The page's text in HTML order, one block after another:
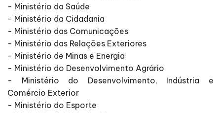
- Ministério da Saúde
- Ministério da Cidadania
- Ministério das Comunicações
- Ministério das Relações Exteriores
- Ministério de Minas e Energia
- Ministério do Desenvolvimento Agrário
- Ministério do Desenvolvimento, Indústria e
Comércio Exterior
- Ministério do Esporte